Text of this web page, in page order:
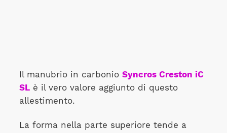
Il manubrio in carbonio Syncros Creston iC
SLè il vero valore aggiunto di questo
allestimento.
La forma nella parte superiore tende a